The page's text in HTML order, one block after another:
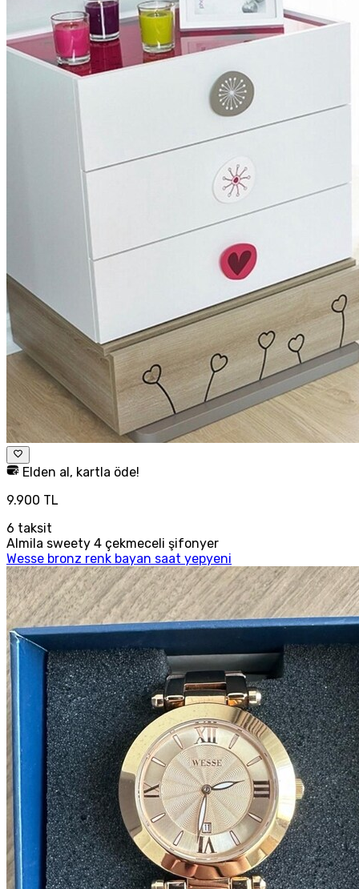
Elden al, kartla öde!
9.900 TL
6 taksit
Almila sweety 4 çekmeceli şifonyer
Wesse bronz renk bayan saat yepyeni